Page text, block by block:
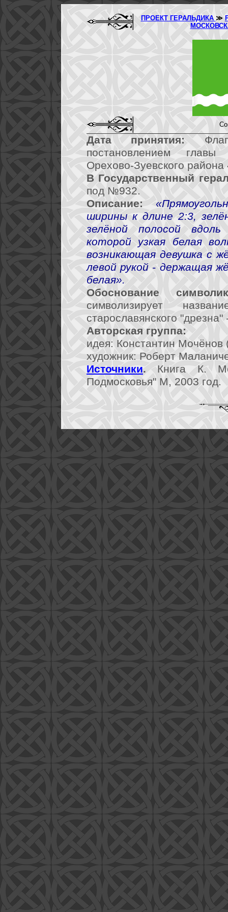
ПРОЕКТ ГЕРАЛЬДИКА ≫
Дата принятия:
Флаг
постановлением
Орехово-Зуевского
В Государственный
под №932.
Описание:
ширины к длине 2:3,
зелёной полосой
которой узкая белая
возникающая девушка с
левой рукой - держащая
белая».
Обоснование
символизирует
старославянского "дрезна"
Авторская группа:
идея: Константин Мочёнов
художник: Роберт
Источники. Книга К.
Подмосковья" М, 2003 год.